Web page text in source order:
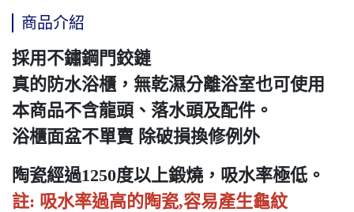
商品介紹
採用不鏽鋼門鉸鏈
真的防水浴櫃，無乾濕分離浴室也可使用
本商品不含龍頭、落水頭及配件。
浴櫃面盆不單賣 除破損換修例外
陶瓷經過1250度以上鍛燒，吸水率極低。
註: 吸水率過高的陶瓷,容易產生龜紋